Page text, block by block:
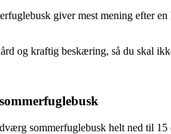
giver mest mening efter
og kraftig beskæring, så du skal
sommerfuglebusk helt ned til